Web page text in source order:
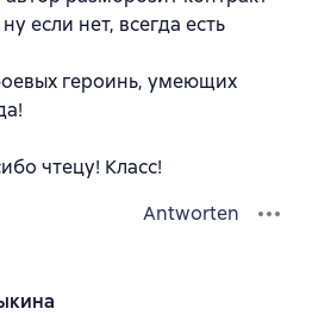
если нет, всегда есть
героинь, умеющих
чтецу! Класс!
Antworten